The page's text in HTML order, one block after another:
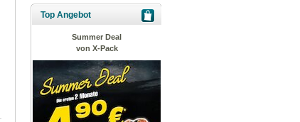
Top Angebot
Summer Deal
von X-Pack